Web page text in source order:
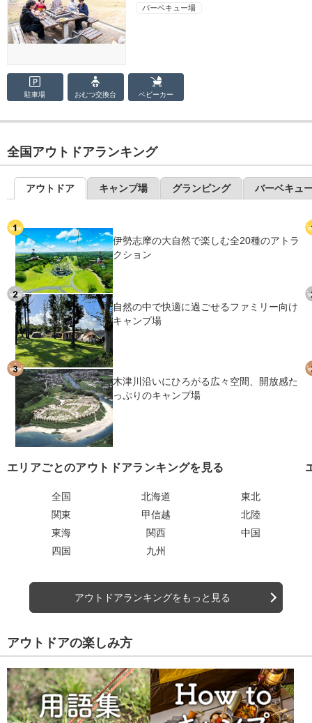
バーベキュー場
駐車場 おむつ交換台 ベビーカー
全国アウトドアランキング
アウトドア キャンプ場 グランピング バーベキュ
伊勢志摩の大自然で楽しむ全20種のアトラ
クション
自然の中で快適に過ごせるファミリー向け
キャンプ場
木津川沿いにひろがる広々空間、開放感た
っぷりのキャンプ場
エリアごとのアウトドアランキングを見る
全国 北海道
東北
関東
甲信越
北陸
東海
関西
中国
四国
九州
アウトドアランキングをもっと見る
アウトドアの楽しみ方